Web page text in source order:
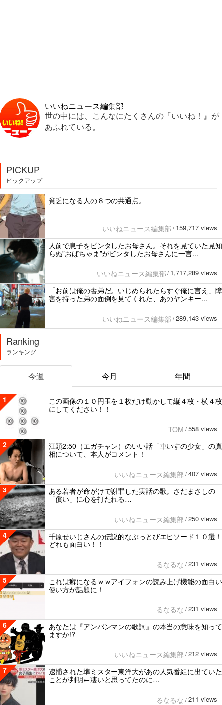
いいねニュース編集部
世の中には、こんなにたくさんの『いいね！』が
あふれている。
PICKUP
ピックアップ
貧乏になる人の８つの共通点。
いいねニュース編集部 / 159,717 views
人前で息子をビンタしたお母さん。それを見ていた見知
らぬ”おばちゃま”がビンタしたお母さんに一言...
いいねニュース編集部 / 1,717,289 views
「お前は俺の舎弟だ。いじめられたらすぐ俺に言え」障
害を持った弟の面倒を見てくれた、あのヤンキー...
いいねニュース編集部 / 289,143 views
Ranking
ランキング
今週 今月 年間
1
この画像の１０円玉を１枚だけ動かして縦４枚・横４枚
にしてください！！
TOM / 558 views
2
江頭2:50（エガチャン）のいい話「車いすの少女」の真
相について、本人がコメント！
いいねニュース編集部 / 407 views
3
ある若者が命がけで謝罪した実話の歌。さだまさしの
「償い」に心を打たれる…
いいねニュース編集部 / 250 views
4
千原せいじさんの伝説的なぶっとびエピソード１０選！
どれも面白い！！
るなるな / 231 views
5
これは癖になるｗｗアイフォンの読み上げ機能の面白い
使い方が話題に！
るなるな / 231 views
6
あなたは『アンパンマンの歌詞』の本当の意味を知って
ますか!?
いいねニュース編集部 / 212 views
7
逮捕された準ミスター東洋大があの人気番組に出ていた
ことが判明←凄いと思ってたのに…
るなるな / 211 views